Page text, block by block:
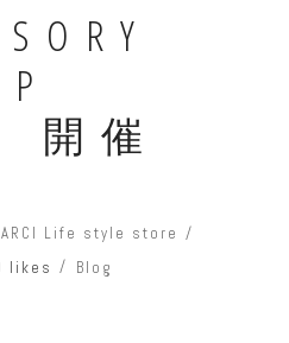
開催
Life style store
likes Blog